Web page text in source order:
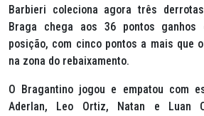
Barbieri coleciona agora três
Braga chega aos 36 pontos ganhos
posição, com cinco pontos a mais que
na zona do rebaixamento.
O Bragantino jogou e empatou com
Aderlan, Leo Ortiz, Natan e Luan